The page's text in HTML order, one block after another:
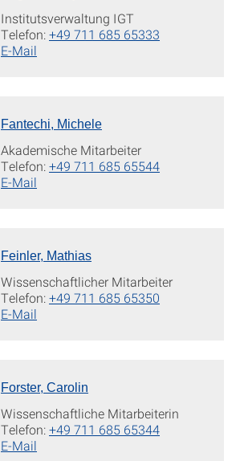
Institutsverwaltung IGT
Telefon:+49 711 685 65333
E-Mail
Fantechi, Michele
Akademische Mitarbeiter
Telefon:+49 711 685 65544
E-Mail
Feinler, Mathias
Wissenschaftlicher Mitarbeiter
Telefon:+49 711 685 65350
E-Mail
Forster, Carolin
Wissenschaftliche Mitarbeiterin
Telefon:+49 711 685 65344
E-Mail